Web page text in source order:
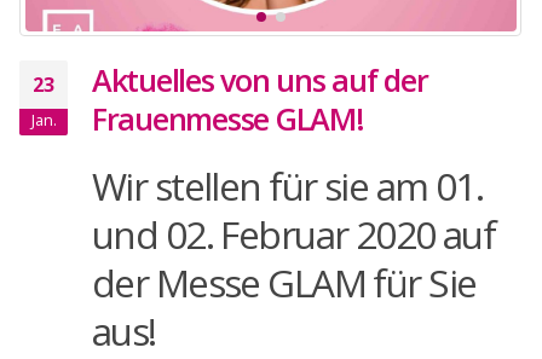
23
Jan.
Aktuelles von uns auf der
Frauenmesse GLAM!
Wir stellen für sie am 01.
und 02. Februar 2020 auf
der Messe GLAM für Sie
aus!